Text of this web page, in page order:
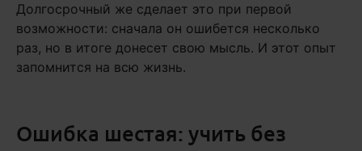
Долгосрочный же сделает это при первой
возможности: сначала он ошибется несколько
раз, но в итоге донесет свою мысль. И этот опыт
запомнится на всю жизнь.
Ошибка шестая: учить без